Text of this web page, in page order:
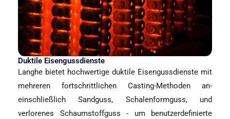
Duktile Eisengussdienste
Langhe bietet hochwertige duktile Eisengussdienste mit
mehreren fortschrittlichen Casting-Methoden an-
einschließlich Sandguss, Schalenformguss, und
verlorenes Schaumstoffguss - um benutzerdefinierte